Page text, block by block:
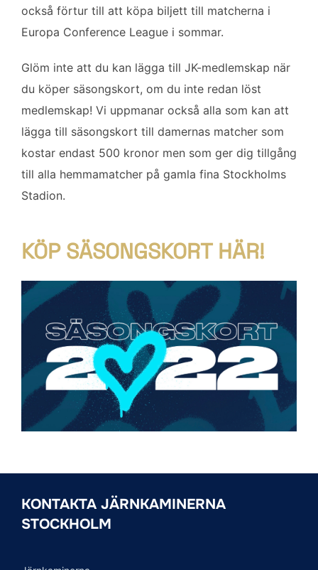
också förtur till att köpa biljett till matcherna i
Europa Conference League i sommar.
Glöm inte att du kan lägga till JK-medlemskap när
du köper säsongskort, om du inte redan löst
medlemskap! Vi uppmanar också alla som kan att
lägga till säsongskort till damernas matcher som
kostar endast 500 kronor men som ger dig tillgång
till alla hemmamatcher på gamla fina Stockholms
Stadion.
KÖP SÄSONGSKORT HÄR!
KONTAKTA JÄRNKAMINERNA
STOCKHOLM